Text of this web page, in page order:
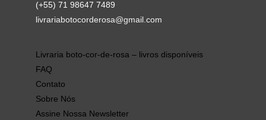
(+55) 71 98647 7489
livrariabotocorderosa@gmail.com
Livraria boto-cor-de-rosa – livros disponíveis
FAQ
Contato
Sobre Nós
Assine Nossa Newsletter